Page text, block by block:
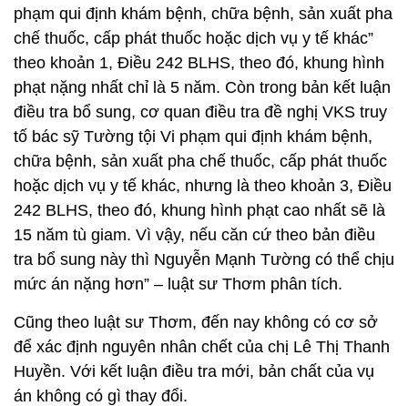
phạm qui định khám bệnh, chữa bệnh, sản xuất pha
chế thuốc, cấp phát thuốc hoặc dịch vụ y tế khác”
theo khoản 1, Điều 242 BLHS, theo đó, khung hình
phạt nặng nhất chỉ là 5 năm. Còn trong bản kết luận
điều tra bổ sung, cơ quan điều tra đề nghị VKS truy
tố bác sỹ Tường tội Vi phạm qui định khám bệnh,
chữa bệnh, sản xuất pha chế thuốc, cấp phát thuốc
hoặc dịch vụ y tế khác, nhưng là theo khoản 3, Điều
242 BLHS, theo đó, khung hình phạt cao nhất sẽ là
15 năm tù giam. Vì vậy, nếu căn cứ theo bản điều
tra bổ sung này thì Nguyễn Mạnh Tường có thể chịu
mức án nặng hơn” – luật sư Thơm phân tích.
Cũng theo luật sư Thơm, đến nay không có cơ sở
để xác định nguyên nhân chết của chị Lê Thị Thanh
Huyền. Với kết luận điều tra mới, bản chất của vụ
án không có gì thay đổi.